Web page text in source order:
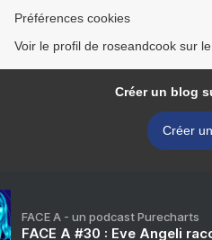
Préférences cookies
Voir le profil de roseandcook sur
Créer un blog
Créer
FACE A - un podcast Purecharts
FACE A #30 : Eve Angeli